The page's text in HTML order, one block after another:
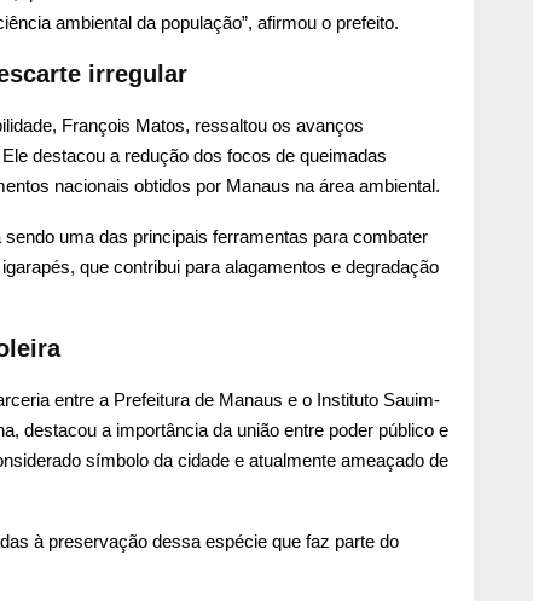
ambiental da população”, afirmou o prefeito.
irregular
François Matos, ressaltou os avanços
destacou a redução dos focos de queimadas
nacionais obtidos por Manaus na área ambiental.
uma das principais ferramentas para combater
que contribui para alagamentos e degradação
entre a Prefeitura de Manaus e o Instituto Sauim-
destacou a importância da união entre poder público e
símbolo da cidade e atualmente ameaçado de
à preservação dessa espécie que faz parte do